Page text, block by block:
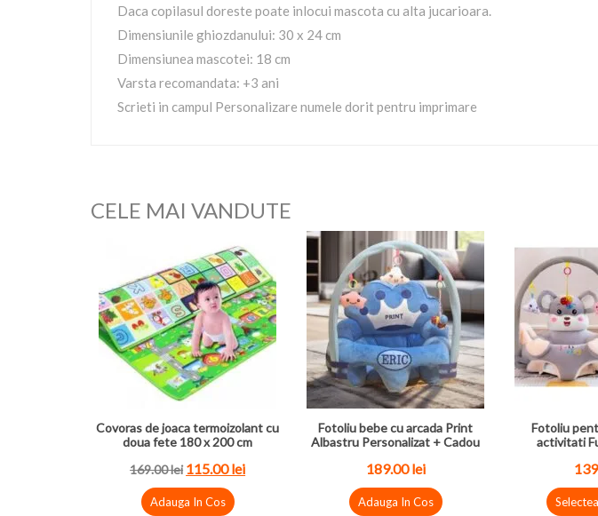
Daca copilasul doreste poate inlocui mascota cu alta jucarioara.
Dimensiunile ghiozdanului: 30 x 24 cm
Dimensiunea mascotei: 18 cm
Varsta recomandata: +3 ani
Scrieti in campul Personalizare numele dorit pentru imprimare
CELE MAI VANDUTE
Covoras de joaca termoizolant cu
doua fete 180 x 200 cm
169.00 lei 115.00 lei
Adauga In Cos
Fotoliu bebe cu arcada Print
Albastru Personalizat + Cadou
189.00 lei
Adauga In Cos
Fotoliu
activitati